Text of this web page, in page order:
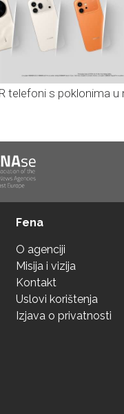
telefoni s poklonima u
Fena
O agenciji
Misija i vizija
Kontakt
Uslovi korištenja
Izjava o privatnosti